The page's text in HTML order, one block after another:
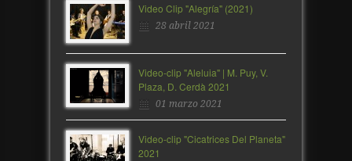
Video Clip "Alegría" (2021)
28 abril 2021
Video-clip "Aleluia" | M. Puy, V.
Plaza, D. Cerdà 2021
01 marzo 2021
Video-clip "Cicatrices Del Planeta"
2021